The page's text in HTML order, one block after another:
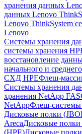
хранения данных
данных Lenovo
Lenovo ThinkSystem
Lenovo
Системы хранения
системы хранения
восстановление
начального и
СХД HPEФлеш-
Cистемы хранения
хранения NetApp FAS
NetAppФлеш-системы
Дисковые полки
ArecaДисковые
(HPE)Дисковые